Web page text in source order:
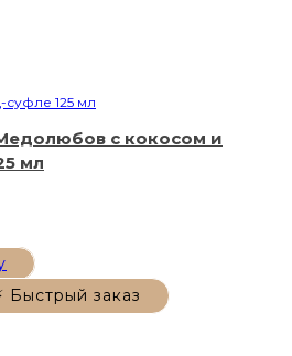
суфле 125 мл
с кокосом и
мл
Быстрый заказ